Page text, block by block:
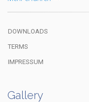
DOWNLOADS
TERMS
IMPRESSUM
Gallery